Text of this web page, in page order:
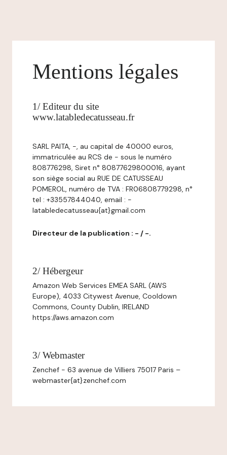
Mentions légales
1/ Editeur du site
www.latabledecatusseau.fr
SARL PAITA, -, au capital de 40000 euros,
immatriculée au RCS de - sous le numéro
808776298, Siret n° 80877629800016, ayant
son siège social au RUE DE CATUSSEAU
POMEROL, numéro de TVA : FR06808779298, n°
tel : +33557844040, email : -
latabledecatusseau{at}gmail.com
Directeur de la publication : - / -.
2/ Hébergeur
Amazon Web Services EMEA SARL (AWS
Europe), 4033 Citywest Avenue, Cooldown
Commons, County Dublin, IRELAND
https://aws.amazon.com
3/ Webmaster
Zenchef - 63 avenue de Villiers 75017 Paris –
webmaster{at}zenchef.com